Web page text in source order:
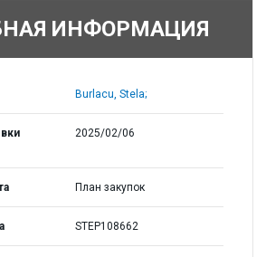
ИНФОРМАЦИЯ
Burlacu, Stela;
2025/02/06
План закупок
STEP108662